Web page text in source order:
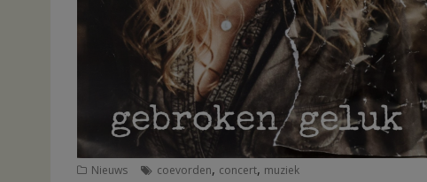
Nieuws coevorden, concert, muziek